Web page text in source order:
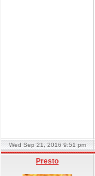
Wed Sep 21, 2016 9:51 pm
Presto